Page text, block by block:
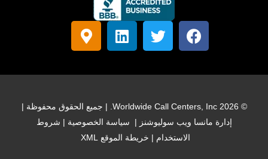
ف
ي
ب
ك
ت
و
ت
ل
ي
ك
إ
ن
ع
ل
م
ا
خ
© 2026 Worldwide Call Centers, Inc. | جميع الحقوق محفوظة |
إدارة مانسا ويب سوليوشنز | سياسة الخصوصية | شروط
الاستخدام | خريطة الموقع XML